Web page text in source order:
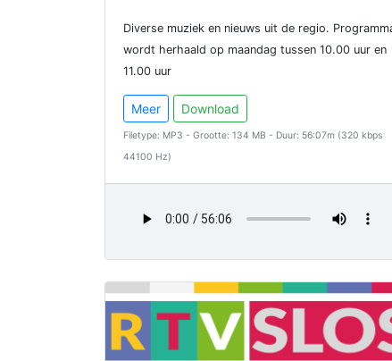
Diverse muziek en nieuws uit de regio.
wordt herhaald op maandag tussen 10.00 uur en
11.00 uur
Meer Download
Filetype: MP3 - Grootte: 134 MB - Duur: 56:07m (320 kbps
44100 Hz)